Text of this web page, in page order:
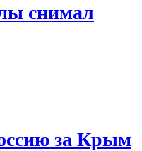
снимал
за Крым